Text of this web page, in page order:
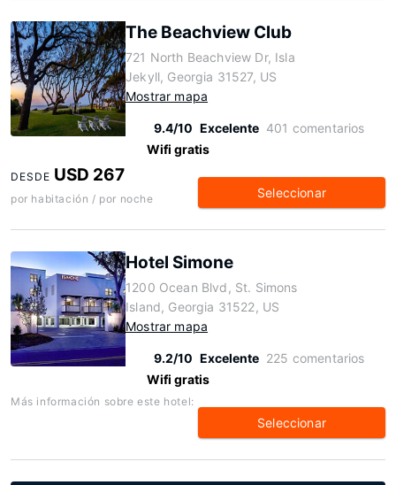
The Beachview Club
721 North Beachview Dr, Isla
Jekyll, Georgia 31527, US
Mostrar mapa
9.4/10 Excelente 401 comentarios
Wifi gratis
DESDE USD 267
por habitación / por noche Seleccionar
Hotel Simone
1200 Ocean Blvd, St. Simons
Island, Georgia 31522, US
Mostrar mapa
9.2/10 Excelente 225 comentarios
Wifi gratis
Más información sobre este hotel:
Seleccionar